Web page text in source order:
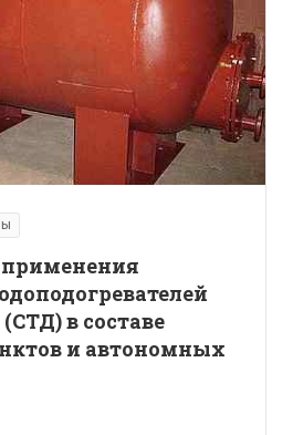
применения
в составе
и автономных